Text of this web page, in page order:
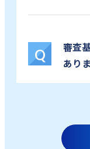
Q
審査
あり